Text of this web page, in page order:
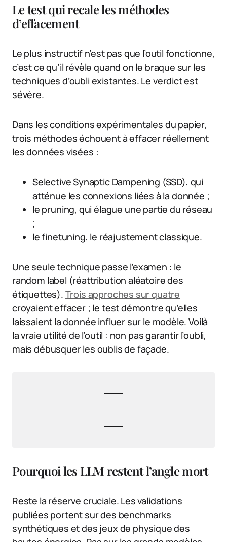
Le test qui recale les méthodes
d’effacement
Le plus instructif n’est pas que l’outil fonctionne,
c’est ce qu’il révèle quand on le braque sur les
techniques d’oubli existantes. Le verdict est
sévère.
Dans les conditions expérimentales du papier,
trois méthodes échouent à effacer réellement
les données visées :
Selective Synaptic Dampening (SSD), qui
atténue les connexions liées à la donnée ;
le pruning, qui élague une partie du réseau
;
le finetuning, le réajustement classique.
Une seule technique passe l’examen : le
random label (réattribution aléatoire des
étiquettes). Trois approches sur quatre
croyaient effacer ; le test démontre qu’elles
laissaient la donnée influer sur le modèle. Voilà
la vraie utilité de l’outil : non pas garantir l’oubli,
mais débusquer les oublis de façade.
Pourquoi les LLM restent l’angle mort
Reste la réserve cruciale. Les validations
publiées portent sur des benchmarks
synthétiques et des jeux de physique des